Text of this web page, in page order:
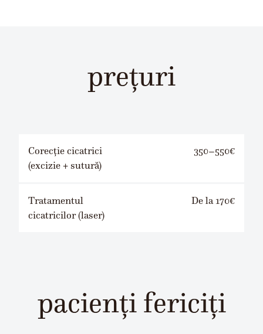
prețuri
Corecție cicatrici
(excizie + sutură)
350–550€
Tratamentul
cicatricilor (laser)
De la 170€
pacienți fericiți